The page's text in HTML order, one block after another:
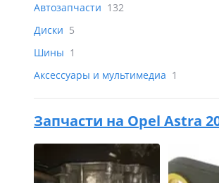
Автозапчасти 132
Диски 5
Шины 1
Аксессуары и мультимедиа 1
Запчасти на Opel Astra